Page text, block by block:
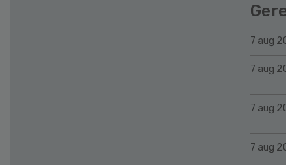
7 aug
7 aug
7 aug
7 aug